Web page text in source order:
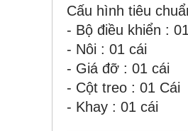
Cấu hình tiêu
- Bộ điều khiển :
- Nôi : 01 cái
- Giá đỡ : 01 cái
- Cột treo : 01 Cái
- Khay : 01 cái